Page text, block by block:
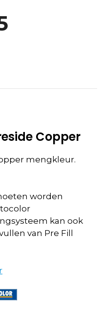
is:
Copper
mengkleur.
worden
kan ook
van Pre Fill